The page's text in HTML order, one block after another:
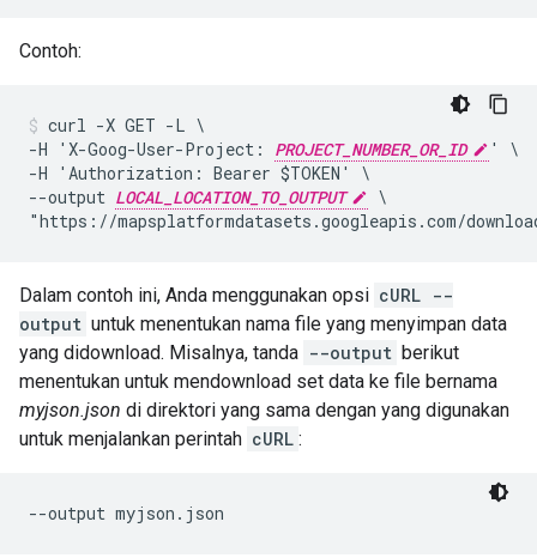
Contoh:
curl -X GET -L \
-H 'X-Goog-User-Project: PROJECT_NUMBER_OR_ID
' \
-H 'Authorization: Bearer $TOKEN' \
--output LOCAL_LOCATION_TO_OUTPUT
\
"https://mapsplatformdatasets.googleapis.com/
Dalam contoh ini, Anda menggunakan opsi cURL --
output untuk menentukan nama file yang menyimpan data
yang didownload. Misalnya, tanda --output berikut
menentukan untuk mendownload set data ke file bernama
myjson.json di direktori yang sama dengan yang digunakan
untuk menjalankan perintah cURL :
--output myjson.json